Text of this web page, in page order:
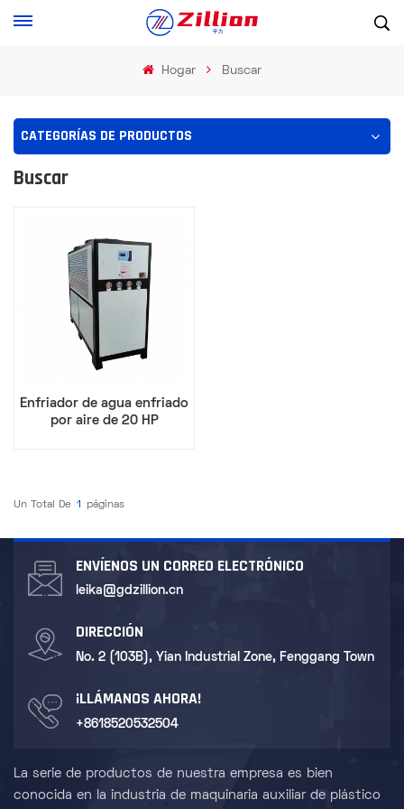
Hogar Buscar
CATEGORÍAS DE PRODUCTOS
Buscar
Enfriador de agua enfriado
por aire de 20 HP
Un Total De 1 Páginas
ENVÍENOS UN CORREO ELECTRÓNICO
leika@gdzillion.cn
DIRECCIÓN
No. 2 (103B), Yian Industrial Zone, Fenggang Town
¡LLÁMANOS AHORA!
+8618520532504
La serie de productos de nuestra empresa es bien
conocida en la industria de maquinaria auxiliar de plástico